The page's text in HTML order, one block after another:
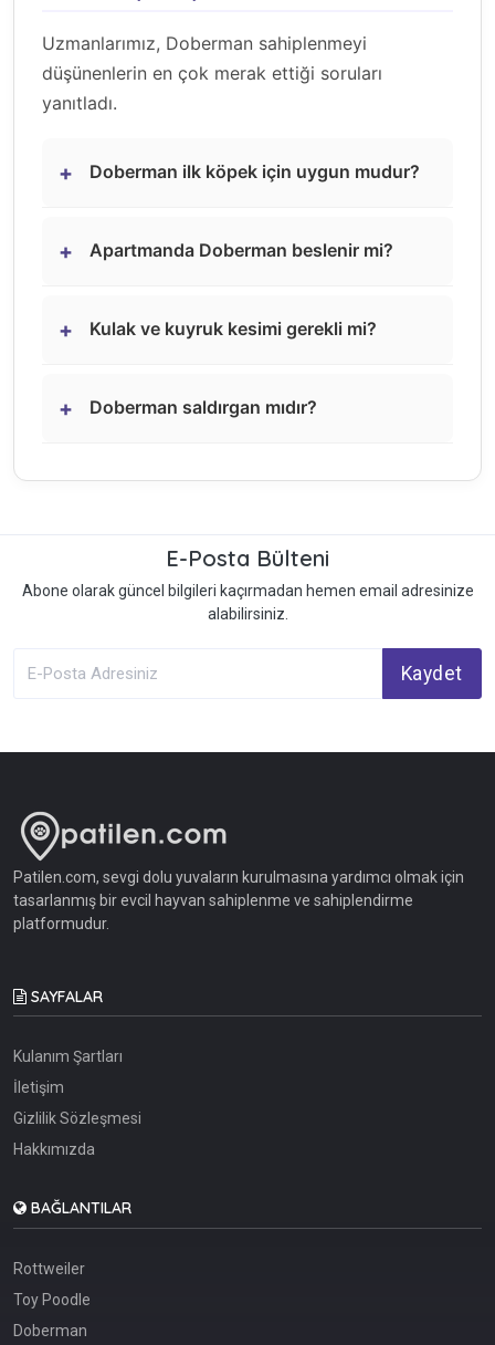
Uzmanlarımız, Doberman sahiplenmeyi
düşünenlerin en çok merak ettiği soruları
yanıtladı.
+ Doberman ilk köpek için uygun mudur?
+ Apartmanda Doberman beslenir mi?
+ Kulak ve kuyruk kesimi gerekli mi?
+ Doberman saldırgan mıdır?
E-Posta Bülteni
Abone olarak güncel bilgileri kaçırmadan hemen email adresinize
alabilirsiniz.
Kaydet
Patilen.com, sevgi dolu yuvaların kurulmasına yardımcı olmak için
tasarlanmış bir evcil hayvan sahiplenme ve sahiplendirme
platformudur.
SAYFALAR
Kulanım Şartları
İletişim
Gizlilik Sözleşmesi
Hakkımızda
BAĞLANTILAR
Rottweiler
Toy Poodle
Doberman